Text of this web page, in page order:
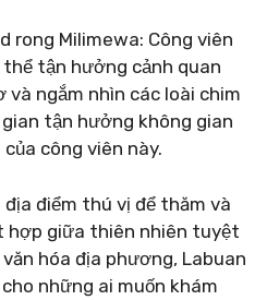
rong Milimewa: Công viên
tận hưởng cảnh quan
và ngắm nhìn các loài chim
tận hưởng không gian
công viên này.
địa điểm thú vị để thăm và
hợp giữa thiên nhiên tuyệt
hóa địa phương, Labuan
những ai muốn khám